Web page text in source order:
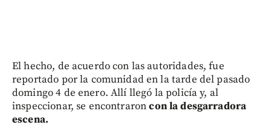
El hecho, de acuerdo con las autoridades, fue
reportado por la comunidad en la tarde del pasado
domingo 4 de enero. Allí llegó la policía y, al
inspeccionar, se encontraroncon la desgarradora
escena.